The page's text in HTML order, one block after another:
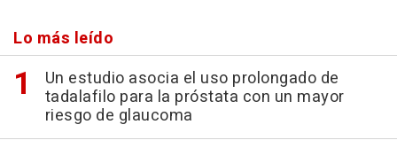
Lo más leído
Un estudio asocia el uso prolongado de
tadalafilo para la próstata con un mayor
riesgo de glaucoma